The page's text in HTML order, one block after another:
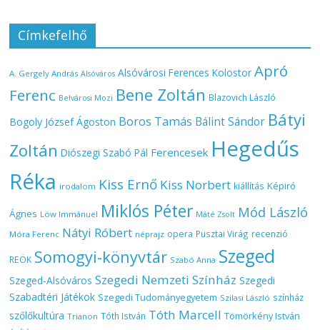
Címkefelhő
A. Gergely András Alsóváros Alsóvárosi Ferences Kolostor Apró
Ferenc Belvárosi Mozi Bene Zoltán Blazovich László
Bogoly József Ágoston Boros Tamás Bálint Sándor Bátyi
Zoltán Diószegi Szabó Pál Ferencesek Hegedűs
Réka irodalom Kiss Ernő Kiss Norbert kiállítás Képiró
Ágnes Löw Immánuel Miklós Péter Máté Zsolt Mód László
Móra Ferenc Nátyi Róbert néprajz opera Pusztai Virág recenzió
REÖK Somogyi-könyvtár Szabó Anna Szeged
Szeged-Alsóváros Szegedi Nemzeti Színház Szegedi
Szabadtéri Játékok Szegedi Tudományegyetem Szilasi László színház
szőlőkultúra Trianon Tóth István Tóth Marcell Tömörkény István